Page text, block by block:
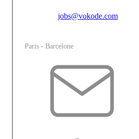
jobs@vokode.com
Paris - Barcelone